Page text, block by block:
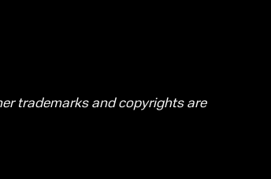
trademarks and copyrights are